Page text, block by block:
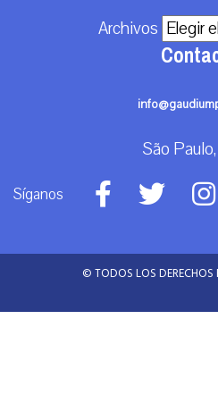
Archivos
São
Síganos
© TODOS LOS DERECHOS